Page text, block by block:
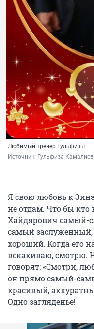
Любимый тренер Гульфизы
Источник: Гульфиза
Я свою любовь к
не отдам. Что бы кто
Хайдярович
самый
хороший. Когда его
вскакиваю, смотрю.
говорят: «Смотри,
он прямо самый-
красивый,
Одно загляденье!